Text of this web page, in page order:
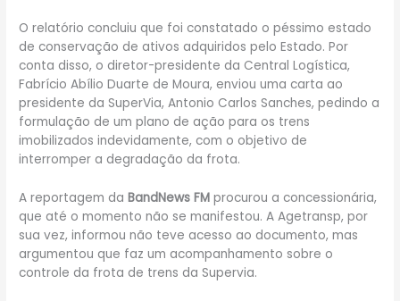
O relatório concluiu que foi constatado o péssimo estado
de conservação de ativos adquiridos pelo Estado. Por
conta disso, o diretor-presidente da Central Logística,
Fabrício Abílio Duarte de Moura, enviou uma carta ao
presidente da SuperVia, Antonio Carlos Sanches, pedindo a
formulação de um plano de ação para os trens
imobilizados indevidamente, com o objetivo de
interromper a degradação da frota.
A reportagem daBandNews FM procurou a concessionária,
que até o momento não se manifestou. A Agetransp, por
sua vez, informou não teve acesso ao documento, mas
argumentou que faz um acompanhamento sobre o
controle da frota de trens da Supervia.